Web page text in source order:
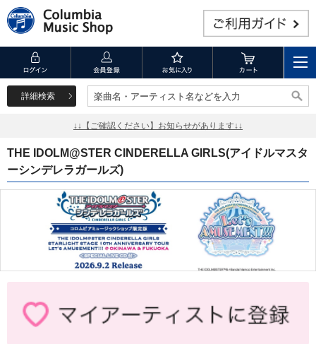
詳細検索 楽曲名・アーティスト名などを入力
楽曲名・アーティスト名などを入力
↓↓【ご確認ください】お知らせがあります↓↓
THE IDOLM@STER CINDERELLA GIRLS(アイドルマスタ
ーシンデレラガールズ)